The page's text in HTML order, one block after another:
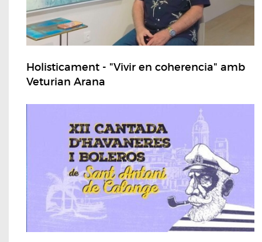
Holisticament - "Vivir en coherencia" amb
Veturian Arana